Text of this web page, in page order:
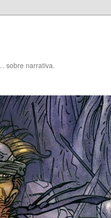
sobre narrativa.